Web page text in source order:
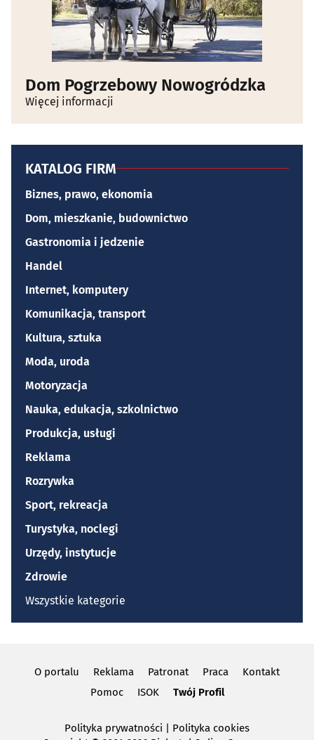
Dom Pogrzebowy Nowogródzka
Więcej informacji
KATALOG FIRM
Biznes, prawo, ekonomia
Dom, mieszkanie, budownictwo
Gastronomia i jedzenie
Handel
Internet, komputery
Komunikacja, transport
Kultura, sztuka
Moda, uroda
Motoryzacja
Nauka, edukacja, szkolnictwo
Produkcja, usługi
Reklama
Rozrywka
Sport, rekreacja
Turystyka, noclegi
Urzędy, instytucje
Zdrowie
Wszystkie kategorie
O portalu Reklama Patronat Praca
Kontakt
Pomoc
ISOK Twój Profil
Polityka prywatności | Polityka cookies